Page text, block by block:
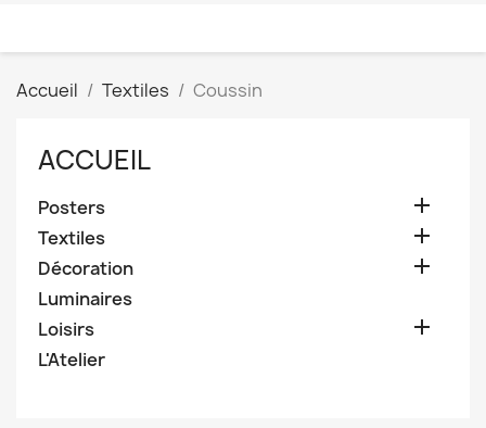
Accueil Textiles Coussin
ACCUEIL
Posters 
Textiles 
Décoration 
Luminaires
Loisirs

L'Atelier